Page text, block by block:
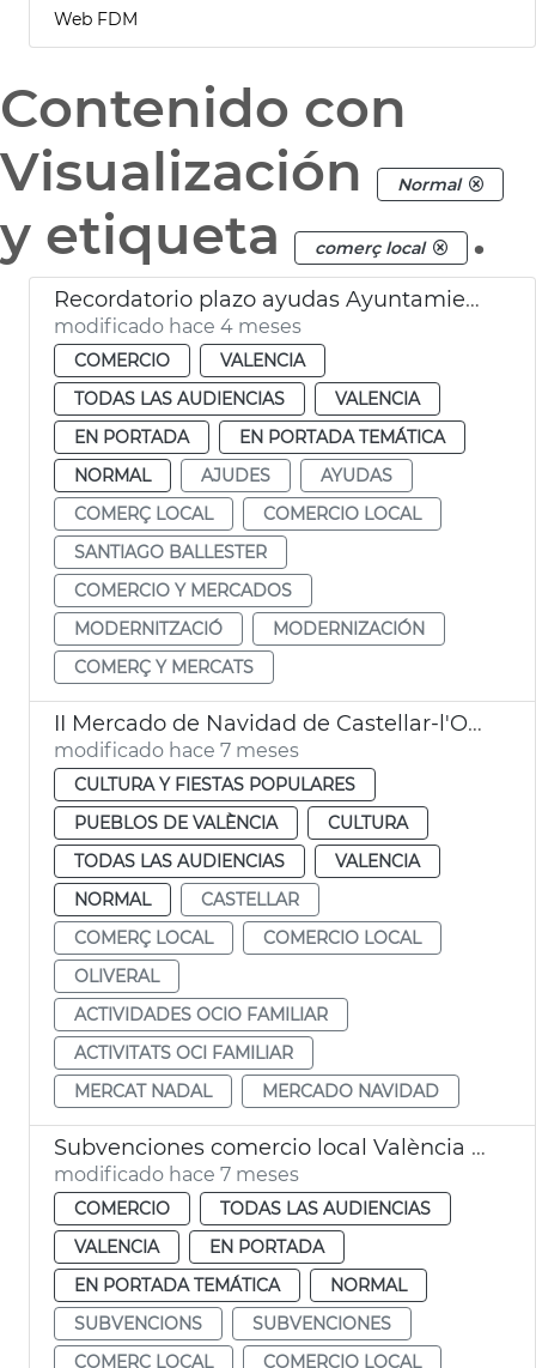
Web FDM
Contenido con
Visualización
Normal
y etiqueta comerç local .
Recordatorio plazo ayudas Ayuntamiento València modernización comercio
modificado hace 4 meses
COMERCIO
VALENCIA
TODAS LAS AUDIENCIAS
VALENCIA
EN PORTADA
EN PORTADA TEMÁTICA
NORMAL
AJUDES
AYUDAS
COMERÇ LOCAL
COMERCIO LOCAL
SANTIAGO BALLESTER
COMERCIO Y MERCADOS
MODERNITZACIÓ
MODERNIZACIÓN
COMERÇ Y MERCATS
II Mercado de Navidad de Castellar-l'Oliveral
modificado hace 7 meses
CULTURA Y FIESTAS POPULARES
PUEBLOS DE VALÈNCIA
CULTURA
TODAS LAS AUDIENCIAS
VALENCIA
NORMAL
CASTELLAR
COMERÇ LOCAL
COMERCIO LOCAL
OLIVERAL
ACTIVIDADES OCIO FAMILIAR
ACTIVITATS OCI FAMILIAR
MERCAT NADAL
MERCADO NAVIDAD
Subvenciones comercio local València 2025
modificado hace 7 meses
COMERCIO
TODAS LAS AUDIENCIAS
VALENCIA
EN PORTADA
EN PORTADA TEMÁTICA
NORMAL
SUBVENCIONS
SUBVENCIONES
COMERÇ LOCAL
COMERCIO LOCAL